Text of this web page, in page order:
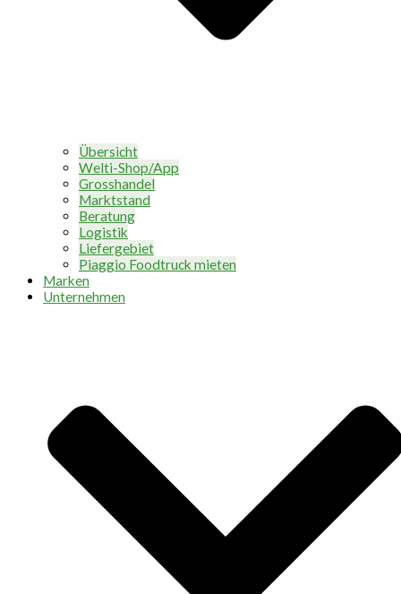
Übersicht
Welti-Shop/App
Grosshandel
Marktstand
Beratung
Logistik
Liefergebiet
Piaggio Foodtruck mieten
Marken
Unternehmen